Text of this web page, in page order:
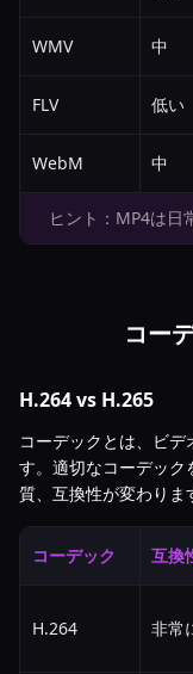
WMV 中
FLV 低い
WebM 中
ヒント：MP4は日
コー
H.264 vs H.265
コーデックとは、ビ
す。適切なコーデック
質、互換性が変わりま
コーデック 互換
H.264 非常